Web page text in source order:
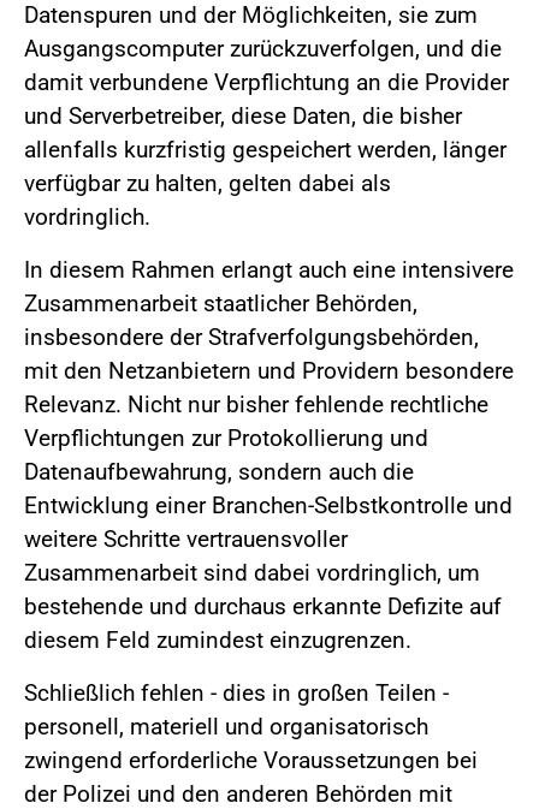
Datenspuren und der Möglichkeiten, sie zum
Ausgangscomputer zurückzuverfolgen, und die
damit verbundene Verpflichtung an die Provider
und Serverbetreiber, diese Daten, die bisher
allenfalls kurzfristig gespeichert werden, länger
verfügbar zu halten, gelten dabei als
vordringlich.
In diesem Rahmen erlangt auch eine intensivere
Zusammenarbeit staatlicher Behörden,
insbesondere der Strafverfolgungsbehörden,
mit den Netzanbietern und Providern besondere
Relevanz. Nicht nur bisher fehlende rechtliche
Verpflichtungen zur Protokollierung und
Datenaufbewahrung, sondern auch die
Entwicklung einer Branchen-Selbstkontrolle und
weitere Schritte vertrauensvoller
Zusammenarbeit sind dabei vordringlich, um
bestehende und durchaus erkannte Defizite auf
diesem Feld zumindest einzugrenzen.
Schließlich fehlen - dies in großen Teilen -
personell, materiell und organisatorisch
zwingend erforderliche Voraussetzungen bei
der Polizei und den anderen Behörden mit